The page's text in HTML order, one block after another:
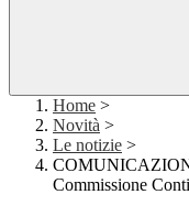
Home >
Novità >
Le notizie >
Commissione